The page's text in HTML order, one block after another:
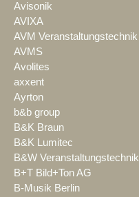
Avisonik
AVIXA
AVM Veranstaltungstechnik
AVMS
Avolites
axxent
Ayrton
b&b group
B&K Braun
B&K Lumitec
B&W Veranstaltungstechnik
B+T Bild+Ton AG
B-Musik Berlin